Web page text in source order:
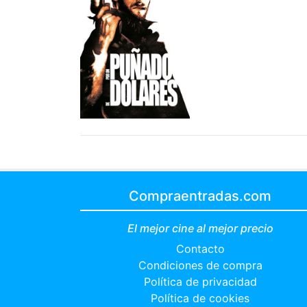
Compraentradas.com
El mejor cine al mejor precio
Contacto
Condiciones de compra
Política de privacidad
Política de cookies